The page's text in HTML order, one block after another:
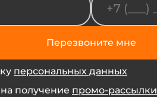
Перезвоните мне
персональных данных
получение промо-рассылки